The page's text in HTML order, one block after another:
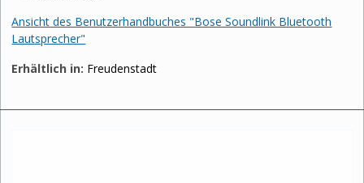
Ansicht des Benutzerhandbuches "Bose Soundlink Bluetooth
Lautsprecher"
Erhältlich in: Freudenstadt